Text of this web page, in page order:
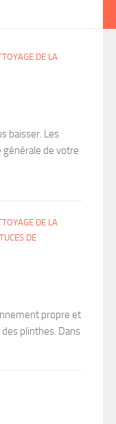
DE LA
baisser. Les
générale de votre
DE LA
DE
propre et
plinthes. Dans